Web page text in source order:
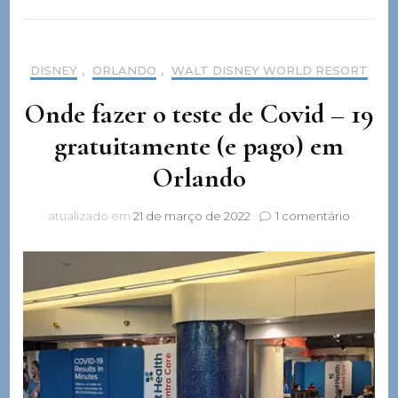
DISNEY , ORLANDO , WALT DISNEY WORLD RESORT
Onde fazer o teste de Covid – 19
gratuitamente (e pago) em
Orlando
atualizado em 21 de março de 2022 1 comentário
fazer
o
–
19
(e